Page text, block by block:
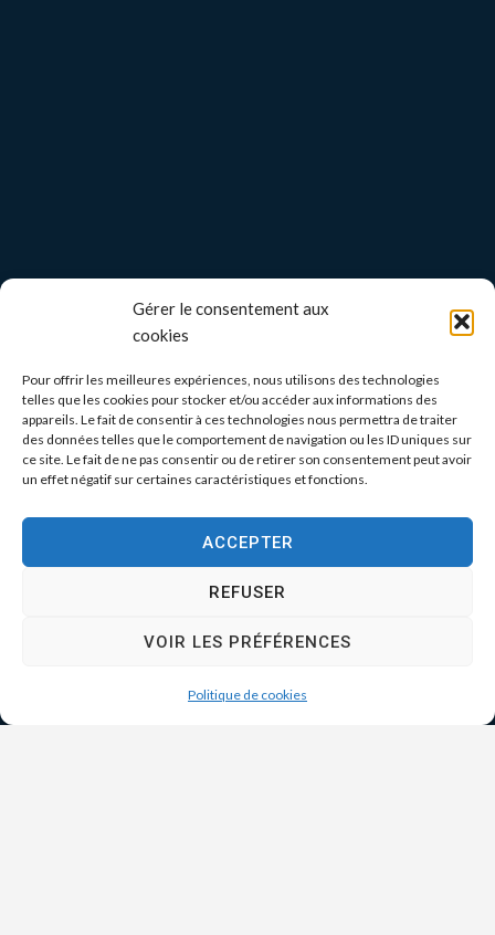
Gérer le consentement aux
cookies
Pour offrir les meilleures expériences, nous utilisons des technologies
telles que les cookies pour stocker et/ou accéder aux informations des
appareils. Le fait de consentir à ces technologies nous permettra de traiter
des données telles que le comportement de navigation ou les ID uniques sur
ce site. Le fait de ne pas consentir ou de retirer son consentement peut avoir
un effet négatif sur certaines caractéristiques et fonctions.
ACCEPTER
REFUSER
VOIR LES PRÉFÉRENCES
Politique de cookies